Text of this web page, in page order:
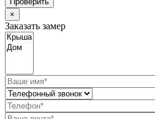
×
Заказать замер